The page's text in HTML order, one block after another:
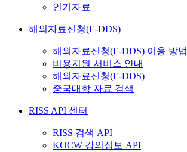
인기자료
해외자료신청(E-DDS)
해외자료신청(E-DDS) 이용 방법
비용지원 서비스 안내
해외자료신청(E-DDS)
중국대학 자료 검색
RISS API 센터
RISS 검색 API
KOCW 강의정보 API